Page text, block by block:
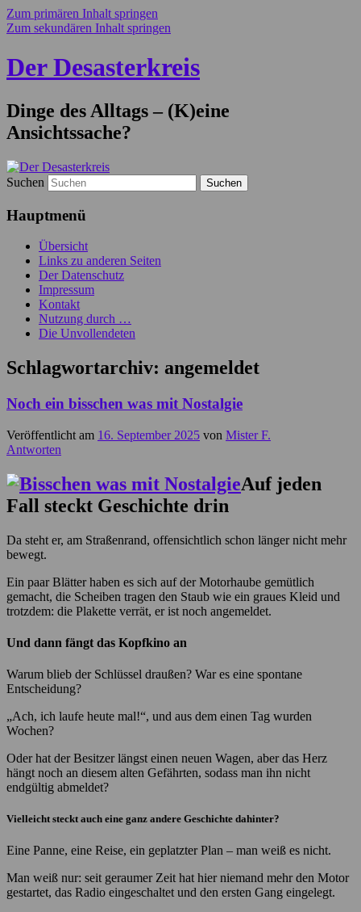
Zum primären Inhalt springen
Zum sekundären Inhalt springen
Der Desasterkreis
Dinge des Alltags – (K)eine
Ansichtssache?
Suchen
Hauptmenü
Übersicht
Links zu anderen Seiten
Der Datenschutz
Impressum
Kontakt
Nutzung durch …
Die Unvollendeten
Schlagwortarchiv: angemeldet
Noch ein bisschen was mit Nostalgie
Veröffentlicht am 16. September 2025 von Mister F.
Antworten
Auf jeden
Fall steckt Geschichte drin
Da steht er, am Straßenrand, offensichtlich schon länger nicht mehr
bewegt.
Ein paar Blätter haben es sich auf der Motorhaube gemütlich
gemacht, die Scheiben tragen den Staub wie ein graues Kleid und
trotzdem: die Plakette verrät, er ist noch angemeldet.
Und dann fängt das Kopfkino an
Warum blieb der Schlüssel draußen? War es eine spontane
Entscheidung?
„Ach, ich laufe heute mal!“, und aus dem einen Tag wurden
Wochen?
Oder hat der Besitzer längst einen neuen Wagen, aber das Herz
hängt noch an diesem alten Gefährten, sodass man ihn nicht
endgültig abmeldet?
Vielleicht steckt auch eine ganz andere Geschichte dahinter?
Eine Panne, eine Reise, ein geplatzter Plan – man weiß es nicht.
Man weiß nur: seit geraumer Zeit hat hier niemand mehr den Motor
gestartet, das Radio eingeschaltet und den ersten Gang eingelegt.